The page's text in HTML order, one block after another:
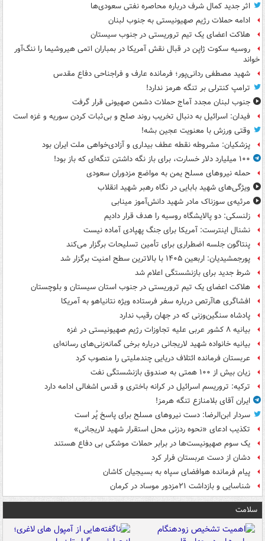
اثر جدید کمال شرف درباره محاصره نفتی سعودی‌ها
ادامه حملات رژیم صهیونیستی به جنوب لبنان
هلاکت اعضای یک تیم تروریستی در جنوب سیستان
روسیه سکوت ژاپن در قبال نقش آمریکا در بمباران اتمی هیروشیما را ننگ‌آور
خواند
شهید مصطفی ردانی‌پور؛ فرمانده عارف و فراجناحی دفاع مقدس
ترامپ کنترلی بر تنگه هرمز ندارد!
جنوب لبنان مجدد آماج حملات دشمن صهیونی قرار گرفت
فیدان: اسرائیل به دنبال تخریب روند صلح و بی‌ثبات کردن سوریه و غزه است
وقتی ورزش با معنویت عجین بشه!
پزشکیان: مشروطه نقطه عطف بیداری و آزادی‌خواهی ملت ایران بود
۱۰۰ میلیارد دلار خسارت، برای باز نگه داشتن تنگه‌ای که باز بود!
حمله نیروهای مسلح یمن به مواضع مزدوران سعودی
ویژگی‌های شهید بابایی در نگاه رهبر شهید انقلاب
مرثیه‌ی سوزناک مادر شهید دانش‌آموز مینابی
زلنسکی: دو پالایشگاه روسیه را هدف قرار دادیم
نشنال اینترست: آمریکا برای جنگ پهپادی آماده نیست
پنتاگون جلسه اضطراری برای تأمین تسلیحات برگزار می‌کند
پورجمشیدیان: اربعین ۱۴۰۵ با بالاترین سطح امنیت برگزار شد
شرط جدید برای بازنشستگی اعلام شد
هلاکت اعضای یک تیم تروریستی در جنوب استان سیستان و بلوچستان
افشاگری هاآرتص درباره سفر فرستاده ویژه نتانیاهو به آمریکا
پادشاه سنگین‌وزنی که در جهان رقیب ندارد
بیانیه ۸ کشور عربی علیه تجاوزات رژیم صهیونیستی در غزه
بیانیه خانواده شهید لاریجانی درباره برخی گمانه‌زنی‌های رسانه‌ای
عربستان فرمانده ائتلاف دریایی چندملیتی را منصوب کرد
زیان بیش از ۱۰۰ همتی به صندوق‌ بازنشستگی نفت
ترکیه: تروریسم اسرائیل در کرانه باختری و قدس اشغالی ادامه دارد
ایران آقای بلامنازع تنگه هرمز!
سردار ابن‌الرضا: دست نیروهای مسلح برای پاسخ پُر است
تکذیب ادعای «نحوه ردزنی محل استقرار شهید لاریجانی»
یک‌ سوم صهیونیست‌ها در برابر حملات موشکی بی دفاع هستند
دشان از دست عربستان فرار کرد
پیام فرمانده هوافضای سپاه به بسیجیان کاشان
شناسایی و بازداشت ۲۱مزدور موساد در کرمان
سلامت